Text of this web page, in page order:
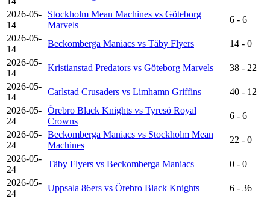
2026-05-
14
Stockholm Mean Machines vs Göteborg
Marvels
6 - 6
2026-05-
14
Beckomberga Maniacs vs Täby Flyers
14 - 0
2026-05-
14
Kristianstad Predators vs Göteborg Marvels
38 - 22
2026-05-
14
Carlstad Crusaders vs Limhamn Griffins
40 - 12
2026-05-
24
Örebro Black Knights vs Tyresö Royal
Crowns
6 - 6
2026-05-
24
Beckomberga Maniacs vs Stockholm Mean
Machines
22 - 0
2026-05-
24
Täby Flyers vs Beckomberga Maniacs
0 - 0
2026-05-
24
Uppsala 86ers vs Örebro Black Knights
6 - 36